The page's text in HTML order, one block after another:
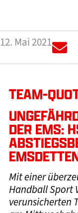
12. Mai 2021
TEAM-
DER EMS:
Mit einer
Handball Sport
verunsicherten